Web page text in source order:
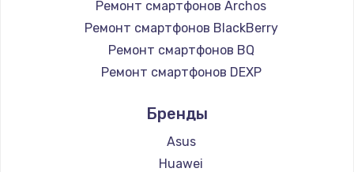
Ремонт смартфонов Archos
Ремонт смартфонов BlackBerry
Ремонт смартфонов BQ
Ремонт смартфонов DEXP
Ремонт смартфонов Ginzzu
Ремонт смартфонов Highscreen
Ремонт смартфонов Irbis
Бренды
Asus
Huawei